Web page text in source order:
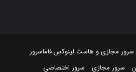
سرور مجازیو هاست لینوکسفاماسرور
سرور مجازی سرور اختصاصی